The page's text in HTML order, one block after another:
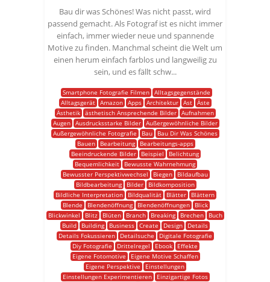
Bau dir was Schönes! Was nicht passt, wird
passend gemacht. Als Fotograf ist es nicht immer
einfach, immer wieder neue und spannende
Motive zu finden. Manchmal scheint die Welt um
einen herum einfach farblos und langweilig zu
sein, und es fällt schw...
Smartphone Fotografie Filmen Alltagsgegenstände
Alltagsgerät
Amazon Apps Architektur Ast
Äste
Ästhetik
ästhetisch Ansprechende Bilder
Aufnahmen
Augen
Ausdrucksstarke Bilder
Außergewöhnliche Bilder
Außergewöhnliche Fotografie
Bau
Bau Dir Was Schönes
Bauen
Bearbeitung
Bearbeitungs-apps
Beeindruckende Bilder
Beispiel
Belichtung
Bequemlichkeit
Bewusste Wahrnehmung
Bewusster Perspektivwechsel
Biegen
Bildaufbau
Bildbearbeitung
Bilder
Bildkomposition
Bildliche Interpretation
Bildqualität Blätter
Blättern
Blende
Blendenöffnung Blendenöffnungen
Blick
Blickwinkel
Blitz Blüten Branch Breaking Brechen
Buch
Build
Building Business Create Design
Details
Details Fokussieren
Detailsuche
Digitale Fotografie
Diy Fotografie
Drittelregel Ebook
Effekte
Eigene Fotomotive
Eigene Motive Schaffen
Eigene Perspektive
Einstellungen
Einstellungen Experimentieren
Einzigartige Fotos